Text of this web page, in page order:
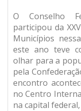
O Conselho
participou da
Municípios
este ano teve
olhar para a
pela
encontro
no Centro
na capital